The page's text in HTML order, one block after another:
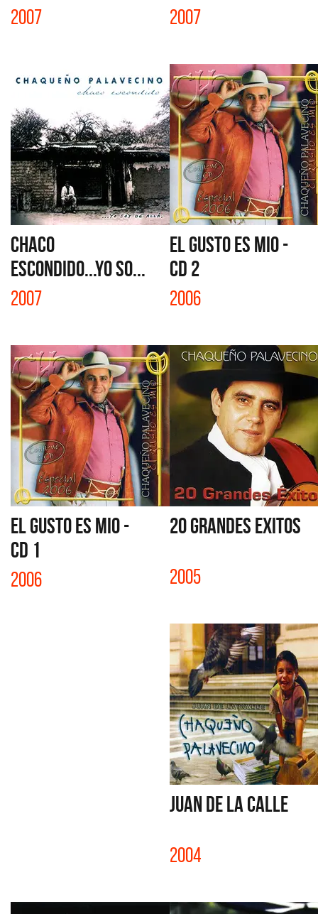
2007 2007
CHACO
ESCONDIDO...YO SO...
2007
EL GUSTO ES MIO -
CD 2
2006
EL GUSTO ES MIO -
CD 1
2006
20 GRANDES EXITOS
2005
JUAN DE LA CALLE
2004